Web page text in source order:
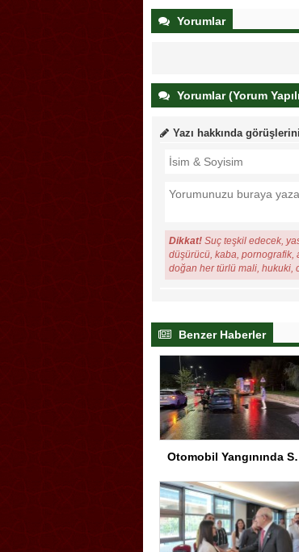
Yorumlar
Yorumlar (Yorum
Yazı hakkında
Dikkat! Suç teşkil edecek,
düşürücü, kaba, pornografik,
doğan her türlü mali, hukuki,
Benzer Haberler
Otomobil